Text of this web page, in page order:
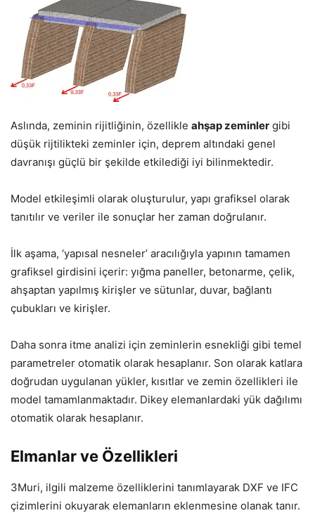
Aslında, zeminin rijitliğinin, özellikle ahşap zeminler gibi
düşük rijtilikteki zeminler için, deprem altındaki genel
davranışı güçlü bir şekilde etkilediği iyi bilinmektedir.
Model etkileşimli olarak oluşturulur, yapı grafiksel olarak
tanıtılır ve veriler ile sonuçlar her zaman doğrulanır.
İlk aşama, ‘yapısal nesneler’ aracılığıyla yapının tamamen
grafiksel girdisini içerir: yığma paneller, betonarme, çelik,
ahşaptan yapılmış kirişler ve sütunlar, duvar, bağlantı
çubukları ve kirişler.
Daha sonra itme analizi için zeminlerin esnekliği gibi temel
parametreler otomatik olarak hesaplanır. Son olarak katlara
doğrudan uygulanan yükler, kısıtlar ve zemin özellikleri ile
model tamamlanmaktadır. Dikey elemanlardaki yük dağılımı
otomatik olarak hesaplanır.
Elmanlar ve Özellikleri
3Muri, ilgili malzeme özelliklerini tanımlayarak DXF ve IFC
çizimlerini okuyarak elemanların eklenmesine olanak tanır.